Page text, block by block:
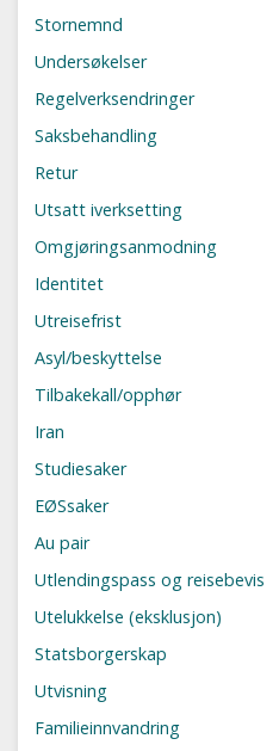
Stornemnd
Undersøkelser
Regelverksendringer
Saksbehandling
Retur
Utsatt iverksetting
Omgjøringsanmodning
Identitet
Utreisefrist
Asyl/beskyttelse
Tilbakekall/opphør
Iran
Studiesaker
EØSsaker
Au pair
Utlendingspass og reisebevis
Utelukkelse (eksklusjon)
Statsborgerskap
Utvisning
Familieinnvandring